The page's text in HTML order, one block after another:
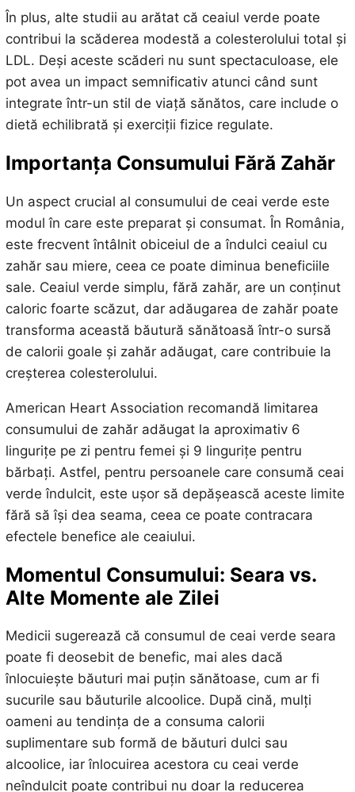
În plus, alte studii au arătat că ceaiul verde poate
contribui la scăderea modestă a colesterolului total și
LDL. Deși aceste scăderi nu sunt spectaculoase, ele
pot avea un impact semnificativ atunci când sunt
integrate într-un stil de viață sănătos, care include o
dietă echilibrată și exerciții fizice regulate.
Importanța Consumului Fără Zahăr
Un aspect crucial al consumului de ceai verde este
modul în care este preparat și consumat. În România,
este frecvent întâlnit obiceiul de a îndulci ceaiul cu
zahăr sau miere, ceea ce poate diminua beneficiile
sale. Ceaiul verde simplu, fără zahăr, are un conținut
caloric foarte scăzut, dar adăugarea de zahăr poate
transforma această băutură sănătoasă într-o sursă
de calorii goale și zahăr adăugat, care contribuie la
creșterea colesterolului.
American Heart Association recomandă limitarea
consumului de zahăr adăugat la aproximativ 6
lingurițe pe zi pentru femei și 9 lingurițe pentru
bărbați. Astfel, pentru persoanele care consumă ceai
verde îndulcit, este ușor să depășească aceste limite
fără să își dea seama, ceea ce poate contracara
efectele benefice ale ceaiului.
Momentul Consumului: Seara vs.
Alte Momente ale Zilei
Medicii sugerează că consumul de ceai verde seara
poate fi deosebit de benefic, mai ales dacă
înlocuiește băuturi mai puțin sănătoase, cum ar fi
sucurile sau băuturile alcoolice. După cină, mulți
oameni au tendința de a consuma calorii
suplimentare sub formă de băuturi dulci sau
alcoolice, iar înlocuirea acestora cu ceai verde
neîndulcit poate contribui nu doar la reducerea